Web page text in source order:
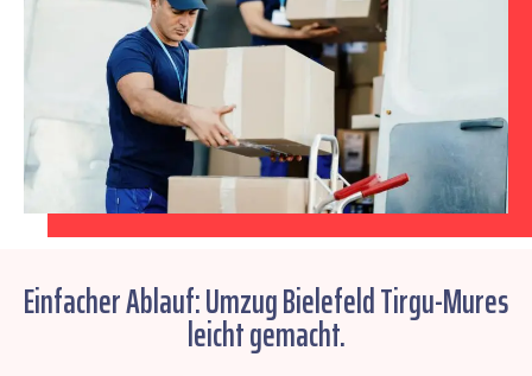
Einfacher Ablauf: Umzug Bielefeld Tirgu-Mures
leicht gemacht.